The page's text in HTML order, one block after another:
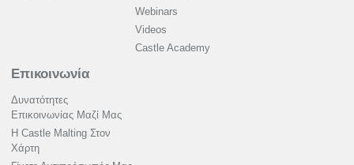
Webinars
Videos
Castle Academy
Επικοινωνία
Δυνατότητες
Επικοινωνίας Μαζί Μας
Η Castle Malting Στον
Χάρτη